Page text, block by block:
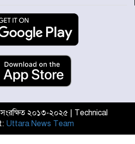
দেশজুড়ে ৪৫৮টি সড়ক
৪১৬ জন নিহত হয়েছেন
যাওয়া শিশুকে পরিবারের কাছে
ওসি
থেকে উন্মুক্ত ‘জুলাই গণঅভ্যুত্থান
সংরক্ষিত ২০১৩-২০২৫ | Technical
Uttara News Team